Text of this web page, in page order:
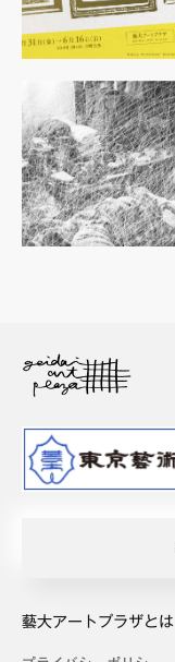
藝大アートプラザとは